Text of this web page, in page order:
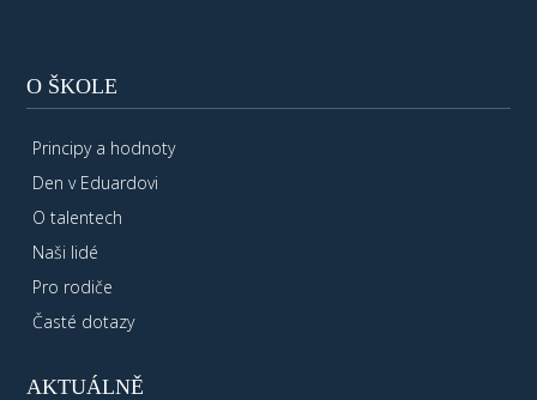
O ŠKOLE
Principy a hodnoty
Den v Eduardovi
O talentech
Naši lidé
Pro rodiče
Časté dotazy
AKTUÁLNĚ